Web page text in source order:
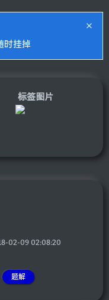
时挂掉
标签图片
02-09 02:08:20
题解